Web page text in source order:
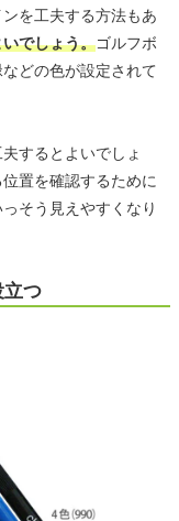
を工夫する方法もあ
でしょう。ゴルフボ
どの色が設定されて
するとよいでしょ
置を確認するために
そう見えやすくなり
立つ